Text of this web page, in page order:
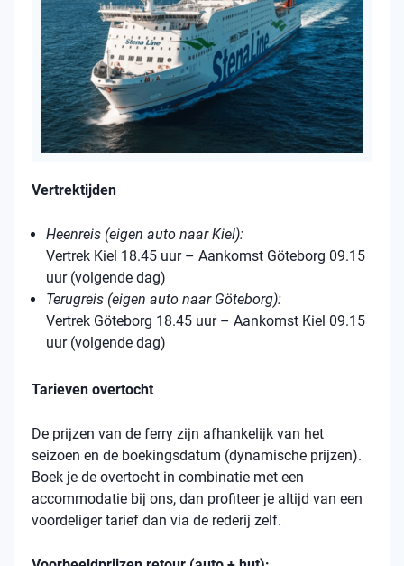
Vertrektijden
Heenreis (eigen auto naar Kiel):
Vertrek Kiel 18.45 uur – Aankomst Göteborg 09.15
uur (volgende dag)
Terugreis (eigen auto naar Göteborg):
Vertrek Göteborg 18.45 uur – Aankomst Kiel 09.15
uur (volgende dag)
Tarieven overtocht
De prijzen van de ferry zijn afhankelijk van het
seizoen en de boekingsdatum (dynamische prijzen).
Boek je de overtocht in combinatie met een
accommodatie bij ons, dan profiteer je altijd van een
voordeliger tarief dan via de rederij zelf.